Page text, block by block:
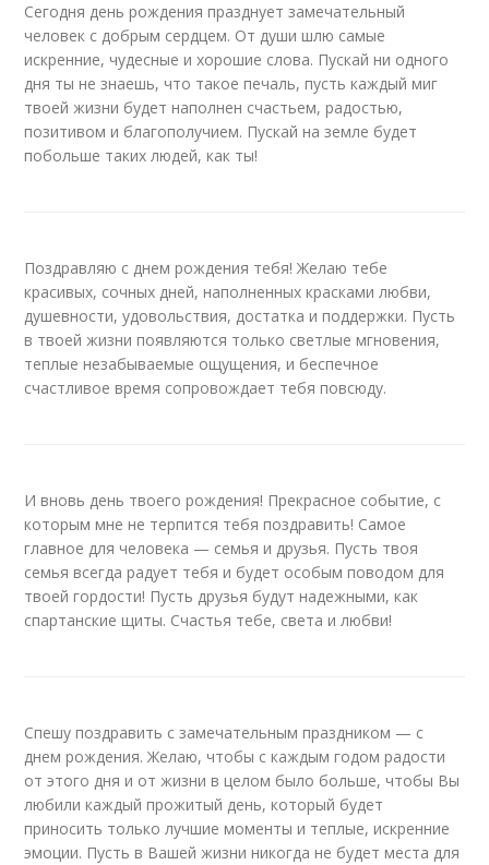
Сегодня день рождения празднует замечательный
человек с добрым сердцем. От души шлю самые
искренние, чудесные и хорошие слова. Пускай ни одного
дня ты не знаешь, что такое печаль, пусть каждый миг
твоей жизни будет наполнен счастьем, радостью,
позитивом и благополучием. Пускай на земле будет
побольше таких людей, как ты!
Поздравляю с днем рождения тебя! Желаю тебе
красивых, сочных дней, наполненных красками любви,
душевности, удовольствия, достатка и поддержки. Пусть
в твоей жизни появляются только светлые мгновения,
теплые незабываемые ощущения, и беспечное
счастливое время сопровождает тебя повсюду.
И вновь день твоего рождения! Прекрасное событие, с
которым мне не терпится тебя поздравить! Самое
главное для человека — семья и друзья. Пусть твоя
семья всегда радует тебя и будет особым поводом для
твоей гордости! Пусть друзья будут надежными, как
спартанские щиты. Счастья тебе, света и любви!
Спешу поздравить с замечательным праздником — с
днем рождения. Желаю, чтобы с каждым годом радости
от этого дня и от жизни в целом было больше, чтобы Вы
любили каждый прожитый день, который будет
приносить только лучшие моменты и теплые, искренние
эмоции. Пусть в Вашей жизни никогда не будет места для